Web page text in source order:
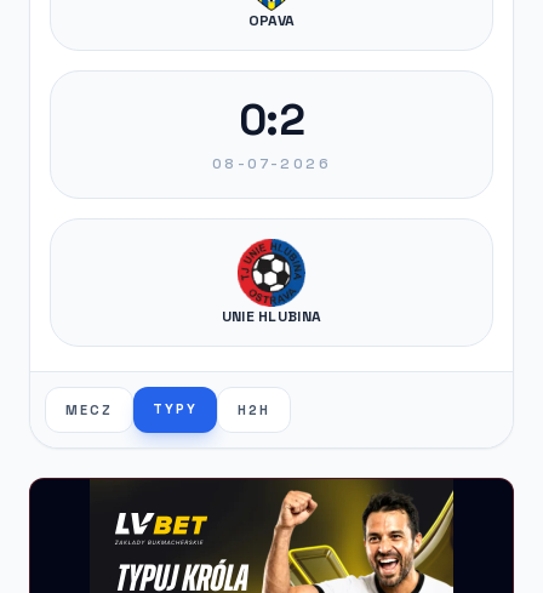
OPAVA
0:2
08-07-2026
UNIE HLUBINA
MECZ TYPY H2H